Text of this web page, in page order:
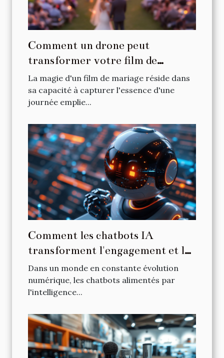
Comment un drone peut
transformer votre film de
mariage en souvenir inoubliable
La magie d'un film de mariage réside dans
sa capacité à capturer l'essence d'une
journée emplie...
Comment les chatbots IA
transforment l'engagement et la
fidélisation des clients en ligne
Dans un monde en constante évolution
numérique, les chatbots alimentés par
l'intelligence...